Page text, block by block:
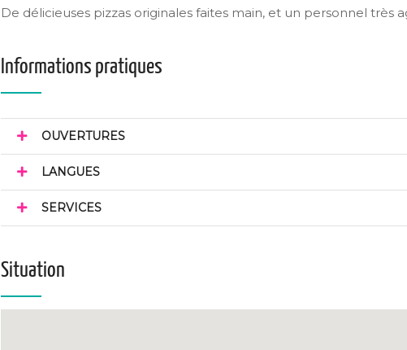
De délicieuses pizzas originales faites main, et un personnel très
Informations pratiques
OUVERTURES
LANGUES
SERVICES
Situation